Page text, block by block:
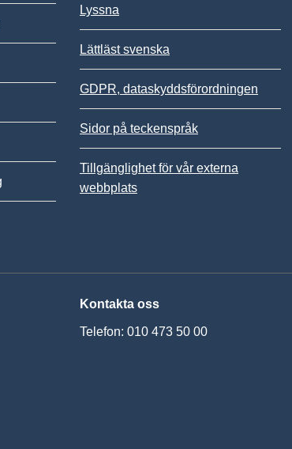
Lyssna
Lättläst svenska
GDPR, dataskyddsförordningen
Sidor på teckenspråk
Tillgänglighet för vår externa
webbplats
Kontakta oss
Telefon: 010 473 50 00